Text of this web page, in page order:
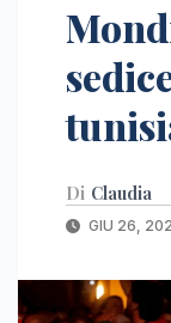
Di Claudia
GIU 26,